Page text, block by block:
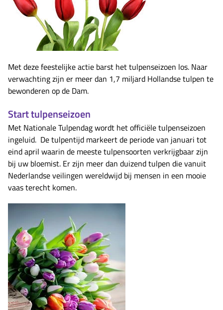
Met deze feestelijke actie barst het tulpenseizoen los. Naar
verwachting zijn er meer dan 1,7 miljard Hollandse tulpen te
bewonderen op de Dam.
Start tulpenseizoen
Met Nationale Tulpendag wordt het officiële tulpenseizoen
ingeluid. De tulpentijd markeert de periode van januari tot
eind april waarin de meeste tulpensoorten verkrijgbaar zijn
bij uw bloemist. Er zijn meer dan duizend tulpen die vanuit
Nederlandse veilingen wereldwijd bij mensen in een mooie
vaas terecht komen.